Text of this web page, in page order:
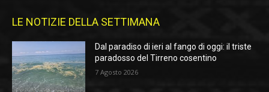
LE NOTIZIE DELLA SETTIMANA
Dal paradiso di ieri al fango di oggi: il triste
paradosso del Tirreno cosentino
7 Agosto 2026